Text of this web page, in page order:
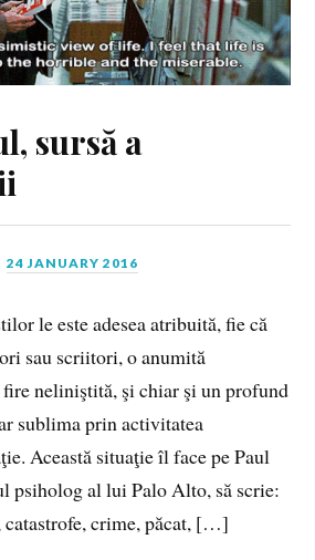
sursă a
24 JANUARY 2016
le este adesea atribuită, fie că
sau scriitori, o anumită
neliniştită, şi chiar şi un profund
sublima prin activitatea
Această situaţie îl face pe Paul
psiholog al lui Palo Alto, să scrie:
catastrofe, crime, păcat, […]